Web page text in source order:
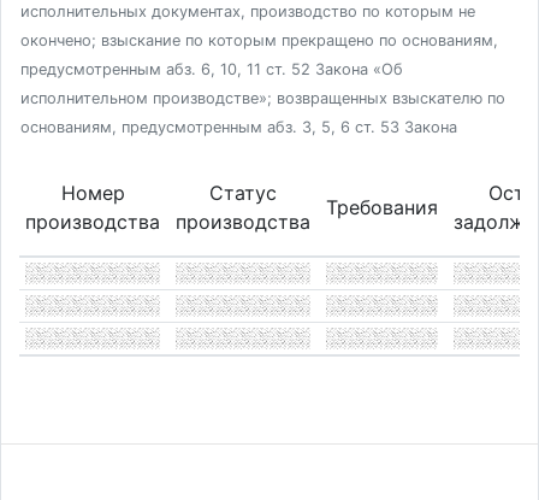
исполнительных документах, производство по которым не
окончено; взыскание по которым прекращено по основаниям,
предусмотренным абз. 6, 10, 11 ст. 52 Закона «Об
исполнительном производстве»; возвращенных взыскателю по
основаниям, предусмотренным абз. 3, 5, 6 ст. 53 Закона
Номер
производства
Статус
производства
Требования